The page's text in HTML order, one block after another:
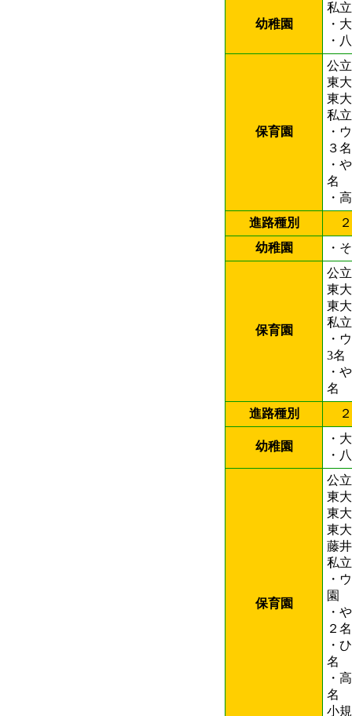
幼稚園
私立
・
保育園
公立
東
東
私立
３名
名
進路種別
２
幼稚園
・
保育園
公立
東
東
私立
3名
進路種別
２
幼稚園
・
保育園
公立
東
東
東
藤
私立
２名
・
名
名
小